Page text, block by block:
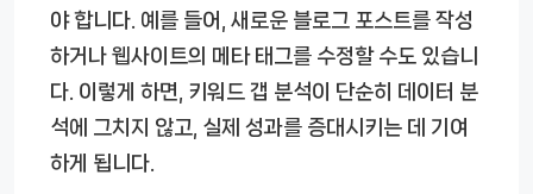
야 합니다. 예를 들어, 새로운 블로그 포스트를 작성
하거나 웹사이트의 메타 태그를 수정할 수도 있습니
다. 이렇게 하면, 키워드 갭 분석이 단순히 데이터 분
석에 그치지 않고, 실제 성과를 증대시키는 데 기여
하게 됩니다.